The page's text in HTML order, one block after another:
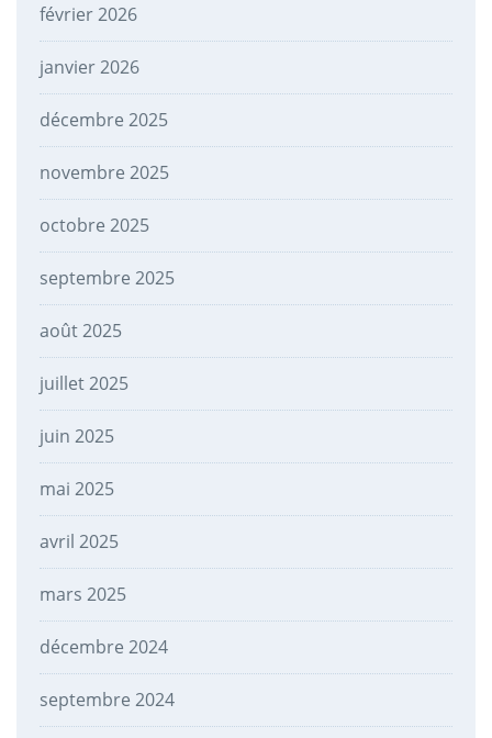
février 2026
janvier 2026
décembre 2025
novembre 2025
octobre 2025
septembre 2025
août 2025
juillet 2025
juin 2025
mai 2025
avril 2025
mars 2025
décembre 2024
septembre 2024